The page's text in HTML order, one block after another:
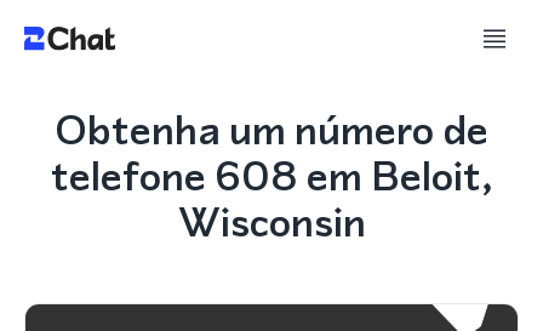
Obtenha um número de
telefone 608 em Beloit,
Wisconsin